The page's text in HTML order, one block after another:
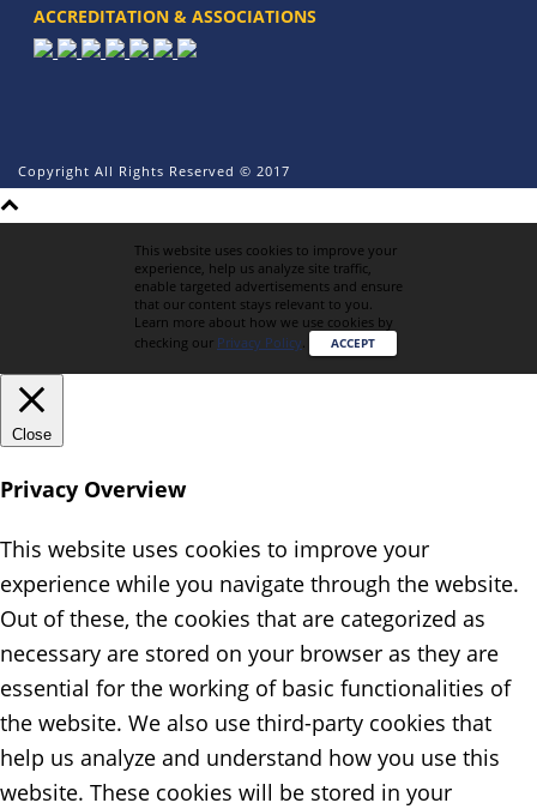
ACCREDITATION & ASSOCIATIONS
Copyright All Rights Reserved © 2017
This website uses cookies to improve your
experience, help us analyze site traffic,
enable targeted advertisements and ensure
that our content stays relevant to you.
Learn more about how we use cookies by
checking our Privacy Policy. ACCEPT
Close
Privacy Overview
This website uses cookies to improve your
experience while you navigate through the website.
Out of these, the cookies that are categorized as
necessary are stored on your browser as they are
essential for the working of basic functionalities of
the website. We also use third-party cookies that
help us analyze and understand how you use this
website. These cookies will be stored in your